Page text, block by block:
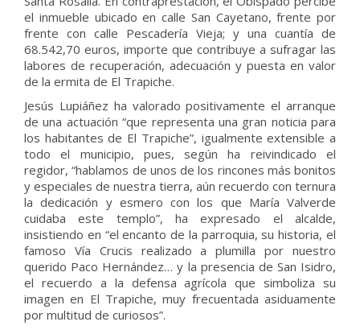
el inmueble ubicado en calle San Cayetano, frente por
frente con calle Pescadería Vieja; y una cuantía de
68.542,70 euros, importe que contribuye a sufragar las
labores de recuperación, adecuación y puesta en valor
de la ermita de El Trapiche.
Jesús Lupiáñez ha valorado positivamente el arranque
de una actuación “que representa una gran noticia para
los habitantes de El Trapiche”, igualmente extensible a
todo el municipio, pues, según ha reivindicado el
regidor, “hablamos de unos de los rincones más bonitos
y especiales de nuestra tierra, aún recuerdo con ternura
la dedicación y esmero con los que María Valverde
cuidaba este templo”, ha expresado el alcalde,
insistiendo en “el encanto de la parroquia, su historia, el
famoso Vía Crucis realizado a plumilla por nuestro
querido Paco Hernández… y la presencia de San Isidro,
el recuerdo a la defensa agrícola que simboliza su
imagen en El Trapiche, muy frecuentada asiduamente
por multitud de curiosos”.